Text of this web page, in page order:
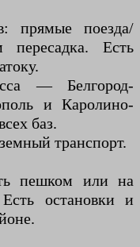
прямые поезда/
пересадка. Есть
— Белгород-
и Каролино-
баз.
транспорт.
пешком или на
остановки и